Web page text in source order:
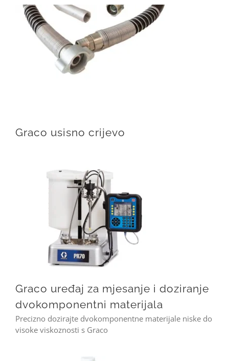
Graco usisno crijevo
Graco uređaj za mjesanje i doziranje
dvokomponentni materijala
Precizno dozirajte dvokomponentne materijale niske do
visoke viskoznosti s Graco